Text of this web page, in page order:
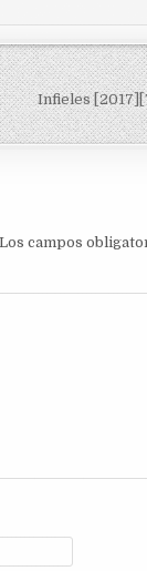
Infieles
Los campos